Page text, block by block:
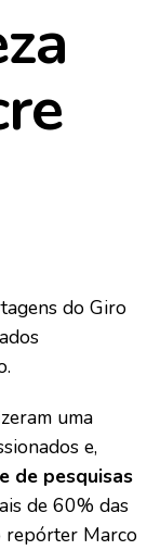
do Giro
uma
e,
de pesquisas
de 60% das
repórter Marco